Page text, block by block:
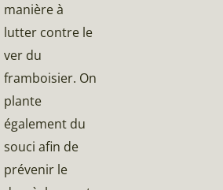
manière à
lutter contre le
ver du
framboisier. On
plante
également du
souci afin de
prévenir le